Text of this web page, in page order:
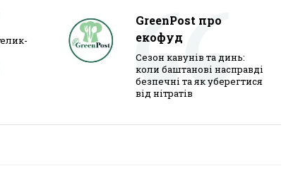
GreenPost про
екофуд
Сезон кавунів та динь:
коли баштанові насправді
безпечні та як уберегтися
від нітратів